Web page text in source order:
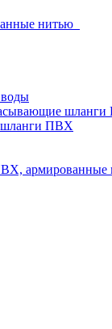
нитью
шланги ПВХ
армированные